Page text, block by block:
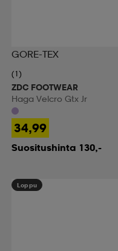
GORE-TEX
(1)
ZDC FOOTWEAR
Haga Velcro Gtx Jr
34,99
Suositushinta 130,-
Loppu